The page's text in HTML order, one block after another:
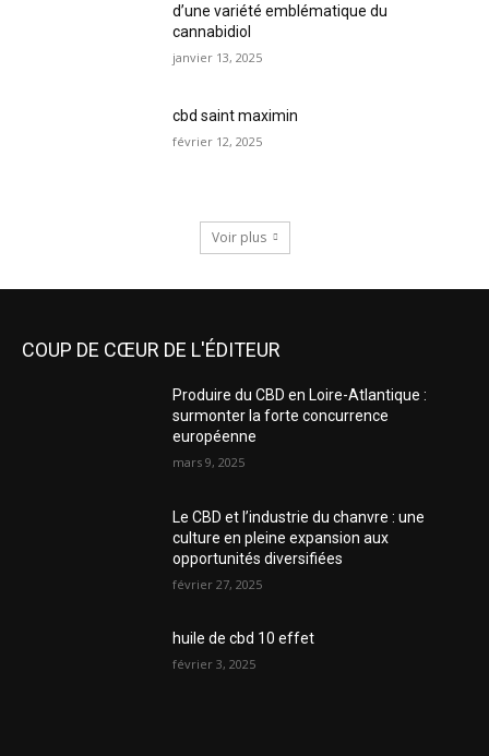
d’une variété emblématique du
cannabidiol
janvier 13, 2025
cbd saint maximin
février 12, 2025
Voir plus
COUP DE CŒUR DE L'ÉDITEUR
Produire du CBD en Loire-Atlantique :
surmonter la forte concurrence
européenne
mars 9, 2025
Le CBD et l’industrie du chanvre : une
culture en pleine expansion aux
opportunités diversifiées
février 27, 2025
huile de cbd 10 effet
février 3, 2025